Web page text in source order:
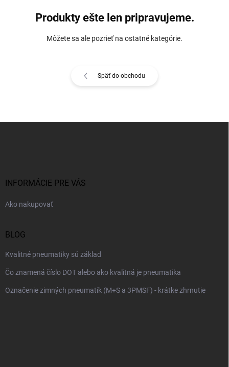
Produkty ešte len pripravujeme.
Môžete sa ale pozrieť na ostatné kategórie.
Späť do obchodu
INFORMÁCIE PRE VÁS
Ako nakupovať
BLOG
Kvalitné pneumatiky sú základ
Čo znamená číslo DOT alebo ako kvalitná je pneumatika
Označenie zimných pneumatík (M+S a 3PMSF) - krátke zhrnutie